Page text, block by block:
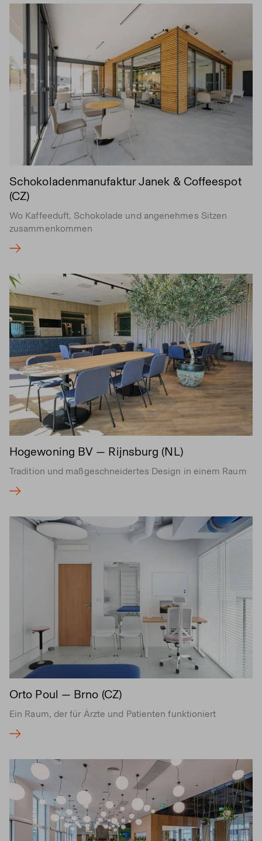
Schokoladenmanufaktur Janek & Coffeespot
(CZ)
Wo Kaffeeduft, Schokolade und angenehmes Sitzen
zusammenkommen
Hogewoning BV — Rijnsburg (NL)
Tradition und maßgeschneidertes Design in einem Raum
Orto Poul — Brno (CZ)
Ein Raum, der für Ärzte und Patienten funktioniert